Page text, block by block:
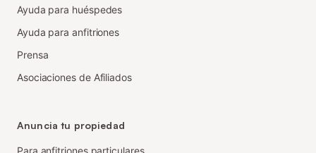
Ayuda para huéspedes
Ayuda para anfitriones
Prensa
Asociaciones de Afiliados
Anuncia tu propiedad
Para anfitriones particulares